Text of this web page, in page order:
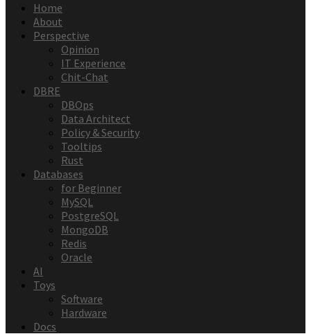
Home
About
Perspective
Opinion
IT Experience
Chit-Chat
DBRE
DBOps
Data Architect
Policy & Security
Tooltips
Rust
Databases
for Beginner
MySQL
PostgreSQL
MongoDB
Redis
Oracle
AI
Toys
Software
Hardware
Docs